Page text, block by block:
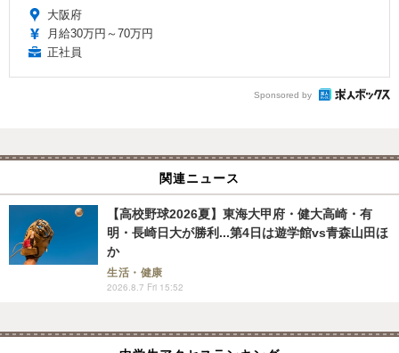
大阪府
月給30万円～70万円
正社員
Sponsored by
関連ニュース
【高校野球2026夏】東海大甲府・健大高崎・有
明・長崎日大が勝利...第4日は遊学館vs青森山田ほ
か
生活・健康
2026.8.7 Fri 15:52